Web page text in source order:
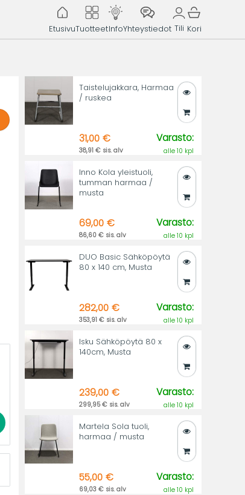
EtusivuTuotteetInfoYhteystiedot Tili Kori
Taistelujakkara, Harmaa
/ ruskea
31,00 €
38,91 € sis. alv
Varasto:
alle 10 kpl
Inno Kola yleistuoli,
tumman harmaa /
musta
69,00 €
86,60 € sis. alv
Varasto:
alle 10 kpl
DUO Basic Sähköpöytä
80 x 140 cm, Musta
282,00 €
353,91 € sis. alv
Varasto:
alle 10 kpl
Isku Sähköpöytä 80 x
140cm, Musta
239,00 €
299,95 € sis. alv
Varasto:
alle 10 kpl
Martela Sola tuoli,
harmaa / musta
55,00 €
69,03 € sis. alv
Varasto:
alle 10 kpl